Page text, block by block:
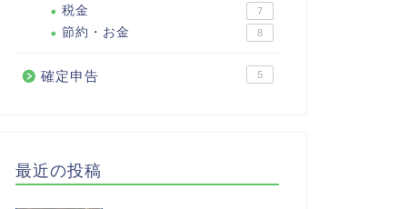
税金 7
節約・お金 8
確定申告 5
最近の投稿